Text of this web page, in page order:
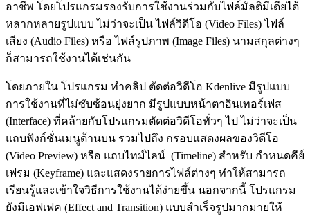
อาชีพ โดยโปรแกรมรองรับการใช้งานร่วมกับไฟล์มัลติมีเดียได้
หลากหลายรูปแบบ ไม่ว่าจะเป็น ไฟล์วิดีโอ (Video Files) ไฟล์
เสียง (Audio Files) หรือ ไฟล์รูปภาพ (Image Files) นามสกุลต่างๆ
ก็สามารถใช้งานได้เช่นกัน
โดยภายใน โปรแกรม ทำคลิป ตัดต่อวิดีโอ Kdenlive มีรูปแบบ
การใช้งานที่ไม่ซับซ้อนยุ่งยาก มีรูปแบบหน้าตาอินเทอร์เฟส
(Interface) ที่คล้ายกับโปรแกรมตัดต่อวิดีโอทั่วๆ ไป ไม่ว่าจะเป็น
แถบฟังก์ชั่นเมนูด้านบน รวมไปถึง กรอบแสดงผลของวิดีโอ
(Video Preview) หรือ แถบไทม์ไลน์ (Timeline) สำหรับ กำหนดคีย์
เฟรม (Keyframe) และแสดงรายการไฟล์ต่างๆ ทำให้สามารถ
เรียนรู้และเข้าใจวิธีการใช้งานได้ง่ายขึ้น นอกจากนี้ โปรแกรม
ยังมีเอฟเฟค (Effect and Transition) แบบสำเร็จรูปมากมายให้